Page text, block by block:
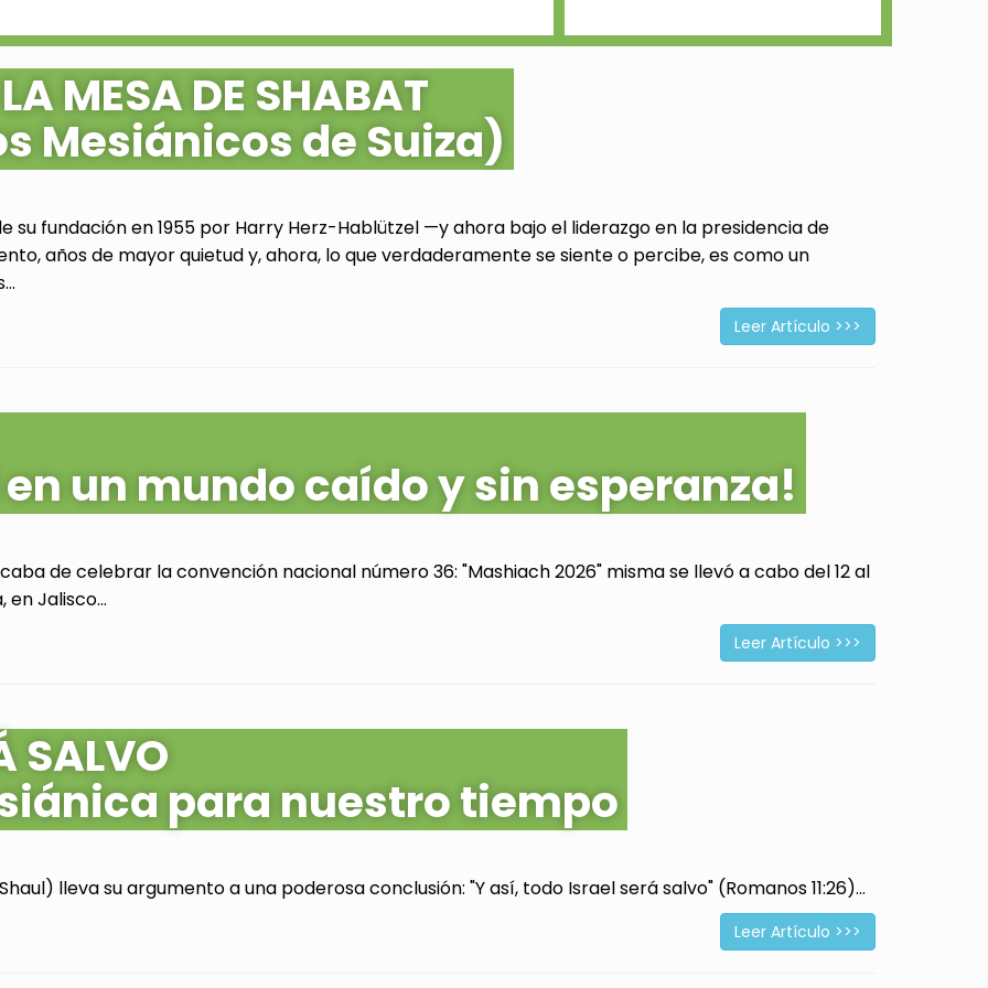
MESA DE SHABAT
Mesiánicos de Suiza)
su fundación en 1955 por Harry Herz-Hablützel —y ahora bajo el liderazgo en la presidencia de
años de mayor quietud y, ahora, lo que verdaderamente se siente o percibe, es como un
Leer Artículo >>>
un mundo caído y sin esperanza!
de celebrar la convención nacional número 36: "Mashiach 2026" misma se llevó a cabo del 12 al
en Jalisco...
Leer Artículo >>>
SALVO
para nuestro tiempo
lleva su argumento a una poderosa conclusión: "Y así, todo Israel será salvo" (Romanos 11:26)...
Leer Artículo >>>